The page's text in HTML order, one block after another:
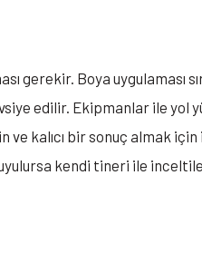
gerekir. Boya uygulaması
edilir. Ekipmanlar ile yol
ve kalıcı bir sonuç almak
kendi tineri ile